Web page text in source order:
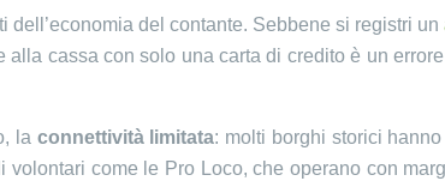
del contante. Sebbene si registri un
cassa con solo una carta di credito è un
la connettività limitata: molti borghi storici
volontari come le Pro Loco, che operano con